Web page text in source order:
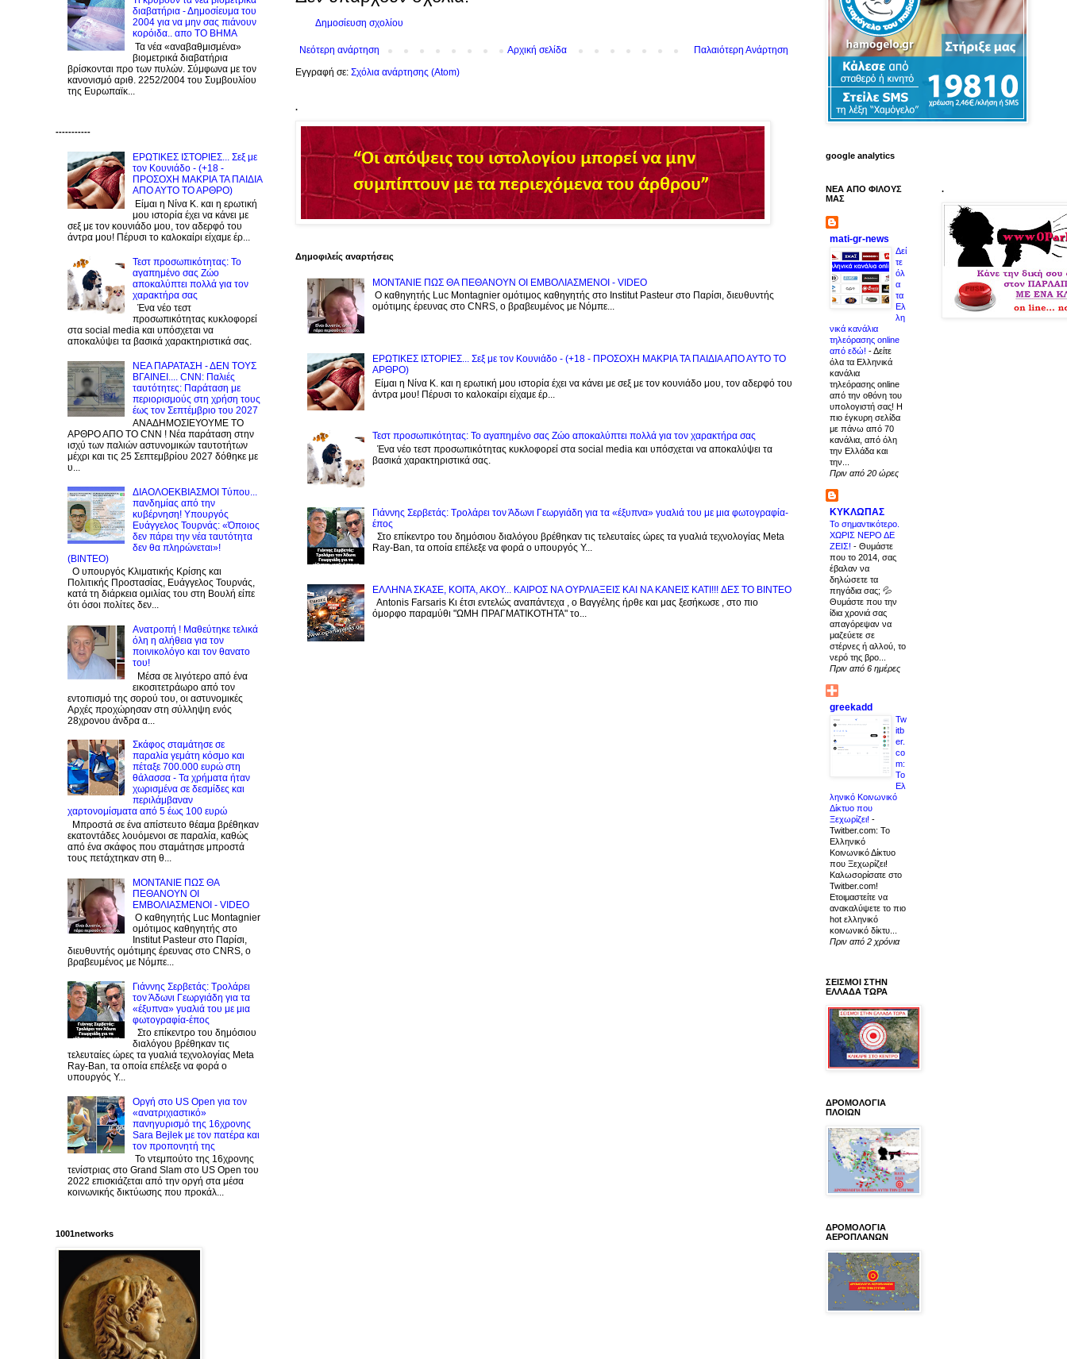
Δημοσίευση σχολίου
Νεότερη ανάρτηση Παλαιότερη Ανάρτηση
Αρχική σελίδα
Εγγραφή σε: Σχόλια ανάρτησης (Atom)
.
Δημοφιλείς αναρτήσεις
ΜΟΝΤΑΝΙΕ ΠΩΣ ΘΑ ΠΕΘΑΝΟΥΝ ΟΙ ΕΜΒΟΛΙΑΣΜΕΝΟΙ - VIDEO
Ο καθηγητής Luc Montagnier ομότιμος καθηγητής στο Institut Pasteur στο Παρίσι, διευθυντής
ομότιμης έρευνας στο CNRS, o βραβευμένος με Νόμπε...
ΕΡΩΤΙΚΕΣ ΙΣΤΟΡΙΕΣ... Σεξ με τον Kουνιάδο - (+18 - ΠΡΟΣΟΧΗ ΜΑΚΡΙΑ ΤΑ ΠΑΙΔΙΑ ΑΠΟ ΑΥΤΟ ΤΟ
ΑΡΘΡΟ)
Είμαι η Νίνα Κ. και η ερωτική μου ιστορία έχει να κάνει με σεξ με τον κουνιάδο μου, τον αδερφό του
άντρα μου! Πέρυσι το καλοκαίρι είχαμε έρ...
Τεστ προσωπικότητας: Το αγαπημένο σας Zώο αποκαλύπτει πολλά για τον χαρακτήρα σας
Ένα νέο τεστ προσωπικότητας κυκλοφορεί στα social media και υπόσχεται να αποκαλύψει τα
βασικά χαρακτηριστικά σας.
Γιάννης Σερβετάς: Τρολάρει τον Άδωνι Γεωργιάδη για τα «έξυπνα» γυαλιά του με μια φωτογραφία-
έπος
Στο επίκεντρο του δημόσιου διαλόγου βρέθηκαν τις τελευταίες ώρες τα γυαλιά τεχνολογίας Meta
Ray-Ban, τα οποία επέλεξε να φορά ο υπουργός Υ...
EΛΛΗΝΑ ΣΚΑΣΕ, ΚΟΙΤΑ, ΑΚΟΥ... ΚΑΙΡΟΣ ΝΑ ΟΥΡΛIAΞΕΙΣ ΚΑΙ ΝΑ ΚΑΝΕΙΣ KATI!!! ΔΕΣ TO BINTEO
Antonis Farsaris Κι έτσι εντελώς αναπάντεχα , ο Βαγγέλης ήρθε και μας ξεσήκωσε , στο πιο
όμορφο παραμύθι "ΩΜΗ ΠΡΑΓΜΑΤΙΚΟΤΗΤΑ" το...
διαβατήρια - Δημοσίευμα του
2004 για να μην σας πιάνουν
κορόιδα.. απο ΤΟ ΒΗΜΑ
Τα νέα «αναβαθμισμένα»
βιομετρικά διαβατήρια
βρίσκονται προ των πυλών. Σύμφωνα με τον
κανονισμό αριθ. 2252/2004 του Συμβουλίου
της Ευρωπαϊκ...
-----------
ΕΡΩΤΙΚΕΣ ΙΣΤΟΡΙΕΣ... Σεξ με
τον Kουνιάδο - (+18 -
ΠΡΟΣΟΧΗ ΜΑΚΡΙΑ ΤΑ ΠΑΙΔΙΑ
ΑΠΟ ΑΥΤΟ ΤΟ ΑΡΘΡΟ)
Είμαι η Νίνα Κ. και η ερωτική
μου ιστορία έχει να κάνει με
σεξ με τον κουνιάδο μου, τον αδερφό του
άντρα μου! Πέρυσι το καλοκαίρι είχαμε έρ...
Τεστ προσωπικότητας: Το
αγαπημένο σας Zώο
αποκαλύπτει πολλά για τον
χαρακτήρα σας
Ένα νέο τεστ
προσωπικότητας κυκλοφορεί
στα social media και υπόσχεται να
αποκαλύψει τα βασικά χαρακτηριστικά σας.
NEA ΠΑΡΑΤΑΣΗ - ΔΕΝ ΤΟΥΣ
ΒΓΑΙΝΕΙ.... CNN: Παλιές
ταυτότητες: Παράταση με
περιορισμούς στη χρήση τους
έως τον Σεπτέμβριο του 2027
ΑΝΑΔΗΜΟΣΙΕΥΟΥΜΕ ΤΟ
ΑΡΘΡΟ ΑΠΟ ΤΟ CNN ! Νέα παράταση στην
ισχύ των παλιών αστυνομικών ταυτοτήτων
μέχρι και τις 25 Σεπτεμβρίου 2027 δόθηκε με
υ...
ΔΙΑΟΛΟΕΚΒΙΑΣΜΟΙ Tύπου...
πανδημίας από την
κυβέρνηση! Υπουργός
Ευάγγελος Τουρνάς: «Όποιος
δεν πάρει την νέα ταυτότητα
δεν θα πληρώνεται»!
(BINTEO)
Ο υπουργός Κλιματικής Κρίσης και
Πολιτικής Προστασίας, Ευάγγελος Τουρνάς,
κατά τη διάρκεια ομιλίας του στη Βουλή είπε
ότι όσοι πολίτες δεν...
Ανατροπή ! Mαθεύτηκε τελικά
όλη η αλήθεια για τον
ποινικολόγο και τον θανατο
του!
Μέσα σε λιγότερο από ένα
εικοσιτετράωρο από τον
εντοπισμό της σορού του, οι αστυνομικές
Αρχές προχώρησαν στη σύλληψη ενός
28χρονου άνδρα α...
Σκάφος σταμάτησε σε
παραλία γεμάτη κόσμο και
πέταξε 700.000 ευρώ στη
θάλασσα - Τα χρήματα ήταν
χωρισμένα σε δεσμίδες και
περιλάμβαναν
χαρτονομίσματα από 5 έως 100 ευρώ
Μπροστά σε ένα απίστευτο θέαμα βρέθηκαν
εκατοντάδες λουόμενοι σε παραλία, καθώς
από ένα σκάφος που σταμάτησε μπροστά
τους πετάχτηκαν στη θ...
ΜΟΝΤΑΝΙΕ ΠΩΣ ΘΑ
ΠΕΘΑΝΟΥΝ ΟΙ
ΕΜΒΟΛΙΑΣΜΕΝΟΙ - VIDEO
Ο καθηγητής Luc Montagnier
ομότιμος καθηγητής στο
Institut Pasteur στο Παρίσι,
διευθυντής ομότιμης έρευνας στο CNRS, o
βραβευμένος με Νόμπε...
Γιάννης Σερβετάς: Τρολάρει
τον Άδωνι Γεωργιάδη για τα
«έξυπνα» γυαλιά του με μια
φωτογραφία-έπος
Στο επίκεντρο του δημόσιου
διαλόγου βρέθηκαν τις
τελευταίες ώρες τα γυαλιά τεχνολογίας Meta
Ray-Ban, τα οποία επέλεξε να φορά ο
υπουργός Υ...
Οργή στο US Open για τον
«ανατριχιαστικό»
πανηγυρισμό της 16χρονης
Sara Bejlek με τον πατέρα και
τον προπονητή της
Το ντεμπούτο της 16χρονης
τενίστριας στο Grand Slam στο US Open του
2022 επισκιάζεται από την οργή στα μέσα
κοινωνικής δικτύωσης που προκάλ...
1001networks
google analytics
ΝΕΑ ΑΠΟ ΦΙΛΟΥΣ
ΜΑΣ
mati-gr-news
Δεί
τε
όλ
α
τα
Ελ
λη
νικά κανάλια
τηλεόρασης online
από εδώ! -Δείτε
όλα τα Ελληνικά
κανάλια
τηλεόρασης online
από την οθόνη του
υπολογιστή σας! Η
πιο έγκυρη σελίδα
με πάνω από 70
κανάλια, από όλη
την Ελλάδα και
την...
Πριν από 20 ώρες
ΚΥΚΛΩΠΑΣ
Το σημαντικότερο.
ΧΩΡΙΣ ΝΕΡΟ ΔΕ
ΖΕΙΣ! - Θυμάστε
που το 2014, σας
έβαλαν να
δηλώσετε τα
πηγάδια σας; 💦
Θυμάστε που την
ίδια χρονιά σας
απαγόρεψαν να
μαζεύετε σε
στέρνες ή αλλού, το
νερό της βρο...
Πριν από 6 ημέρες
greekadd
Tw
itb
er.
co
m:
Το
Ελ
ληνικό Κοινωνικό
Δίκτυο που
Ξεχωρίζει! -
Twitber.com: Το
Ελληνικό
Κοινωνικό Δίκτυο
που Ξεχωρίζει!
Καλωσορίσατε στο
Twitber.com!
Ετοιμαστείτε να
ανακαλύψετε το πιο
hot ελληνικό
κοινωνικό δίκτυ...
Πριν από 2 χρόνια
ΣΕΙΣΜΟΙ ΣΤΗΝ
ΕΛΛΑΔΑ ΤΩΡΑ
ΔΡΟΜΟΛΟΓΙΑ
ΠΛΟΙΩΝ
ΔΡΟΜΟΛΟΓΙΑ
ΑΕΡΟΠΛΑΝΩΝ
.